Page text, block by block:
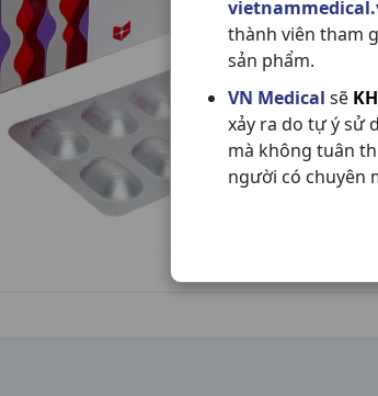
thành viên tham
sản phẩm.
VN Medical sẽ
xảy ra do tự ý sử
mà không tuân
người có chuyên